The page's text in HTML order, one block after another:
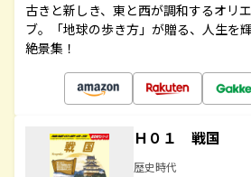
古きと新しき、東と西が調和するオリ
ブ。「地球の歩き方」が贈る、人生を
絶景集！
Ｈ０１ 戦国
歴史時代